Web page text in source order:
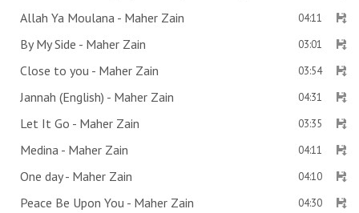
Allah Ya Moulana - Maher Zain
04:11
By My Side - Maher Zain 03:01
Close to you - Maher Zain 03:54
Jannah (English) - Maher Zain 04:31
Let It Go - Maher Zain 03:35
Medina - Maher Zain 04:11
One day - Maher Zain 04:10
Peace Be Upon You - Maher Zain 04:30